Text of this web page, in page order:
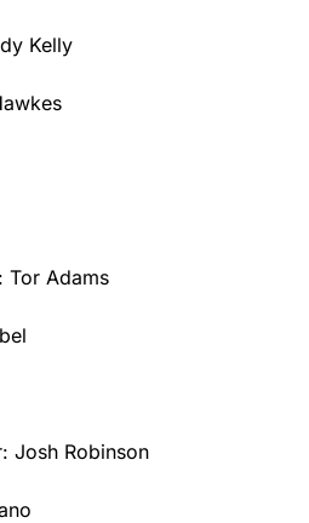
Kelly
Tor Adams
Josh Robinson